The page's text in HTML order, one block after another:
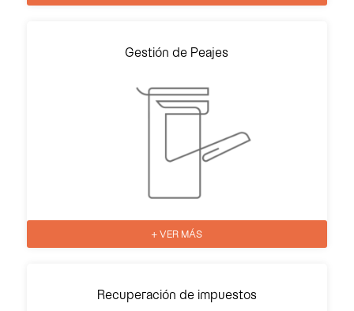
Gestión de Peajes
+ VER MÁS
Recuperación de impuestos